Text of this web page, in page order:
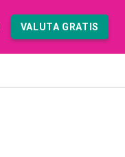
VALUTA GRATIS